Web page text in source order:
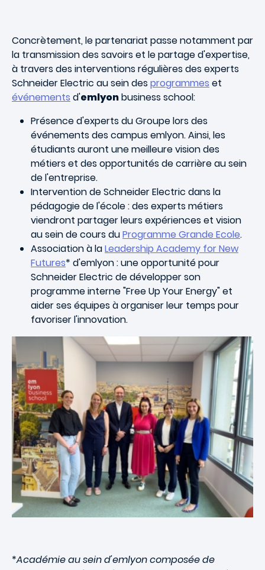
Concrètement, le partenariat passe notamment par
la transmission des savoirs et le partage d'expertise,
à travers des interventions régulières des experts
Schneider Electric au sein desprogrammes et
événements d'emlyonbusiness school:
Présence d'experts du Groupe lors des
événements des campus emlyon. Ainsi, les
étudiants auront une meilleure vision des
métiers et des opportunités de carrière au sein
de l'entreprise.
Intervention de Schneider Electric dans la
pédagogie de l'école : des experts métiers
viendront partager leurs expériences et vision
au sein de cours duProgramme Grande Ecole.
Association à laLeadership Academy for New
Futures* d'emlyon : une opportunité pour
Schneider Electric de développer son
programme interne "Free Up Your Energy" et
aider ses équipes à organiser leur temps pour
favoriser l'innovation.
*Académie au sein d'emlyon composée de